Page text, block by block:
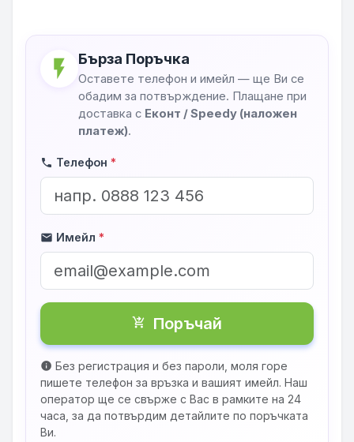
flash_on Бърза Поръчка
Оставете телефон и имейл — ще Ви се
обадим за потвърждение. Плащане при
доставка с Еконт / Speedy (наложен
платеж).
phone Телефон *
mail Имейл *
shopping_cart_checkout Поръчай
info Без регистрация и без пароли, моля горе
пишете телефон за връзка и вашият имейл. Наш
оператор ще се свърже с Вас в рамките на 24
часа, за да потвърдим детайлите по поръчката
Ви.